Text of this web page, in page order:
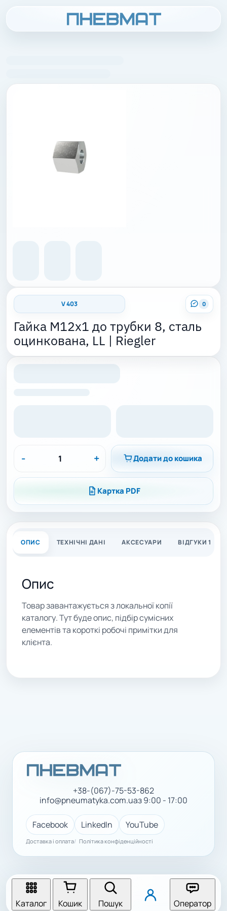
0
V 403
Гайка M12x1 до трубки 8, сталь
оцинкована, LL | Riegler
- + Додати до кошика
Картка PDF
ОПИС ТЕХНІЧНІ ДАНІ АКСЕСУАРИ ВІДГУКИ 1
Опис
Товар завантажується з локальної копії
каталогу. Тут буде опис, підбір сумісних
елементів та короткі робочі примітки для
клієнта.
+38-(067)-75-53-862
info@pneumatyka.com.uaз 9:00 - 17:00
Facebook LinkedIn YouTube
Доставка і оплата Політика конфіденційності
Каталог Кошик Пошук Оператор